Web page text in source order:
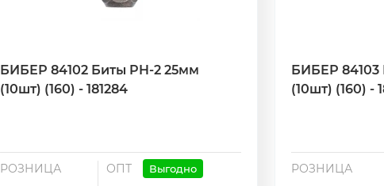
БИБЕР 84102 Биты PH-2 25мм
(10шт) (160) - 181284
РОЗНИЦА ОПТ Выгодно
БИБЕР 84103
(10шт) (160) -
РОЗНИЦА